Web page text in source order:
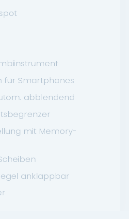
für Smartphones
abblendend
mit Memory-
anklappbar